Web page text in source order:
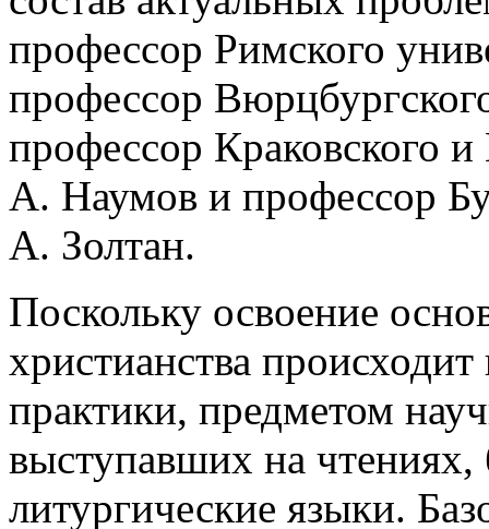
профессор Римского
профессор
профессор Краковского и
А. Наумов и профессор
А. Золтан.
Поскольку освоение
христианства
практики, предметом
выступавших на чтениях,
литургические языки.